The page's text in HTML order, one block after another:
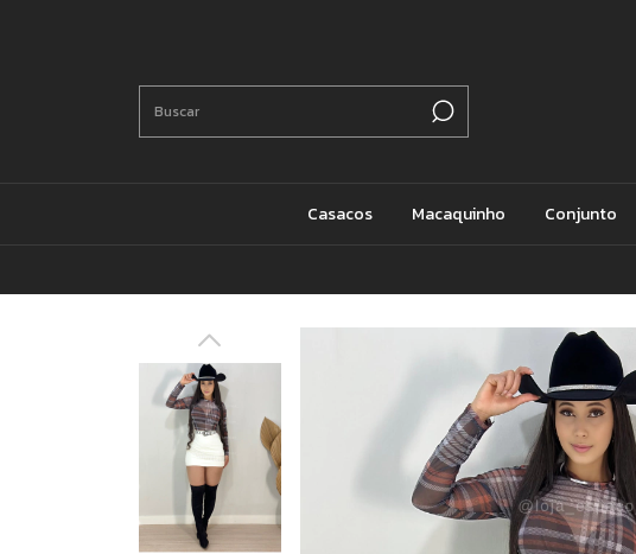
Casacos Macaquinho Conjunto